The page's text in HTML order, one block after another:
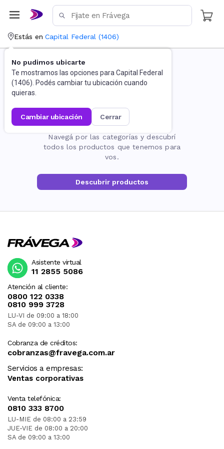
Estás en Capital Federal (1406)
No pudimos ubicarte
Te mostramos las opciones para Capital Federal
(1406). Podés cambiar tu ubicación cuando
quieras.
cambiar ubicación cerrar
La página no existe
Navegá por las categorías y descubrí
todos los productos que tenemos para
vos.
Descubrir productos
Atención al cliente:
0800 122 0338
0810 999 3728
LU-VI de 09:00 a 18:00
SA de 09:00 a 13:00
Cobranza de créditos:
cobranzas@fravega.com.ar
Servicios a empresas:
Ventas corporativas
Venta telefónica:
0810 333 8700
LU-MIE de 08:00 a 23:59
JUE-VIE de 08:00 a 20:00
SA de 09:00 a 13:00
Asistente virtual
11 2855 5086